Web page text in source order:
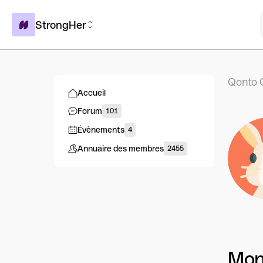
StrongHer
Accueil
Forum 101
Évènements 4
Annuaire des membres 2455
Qonto